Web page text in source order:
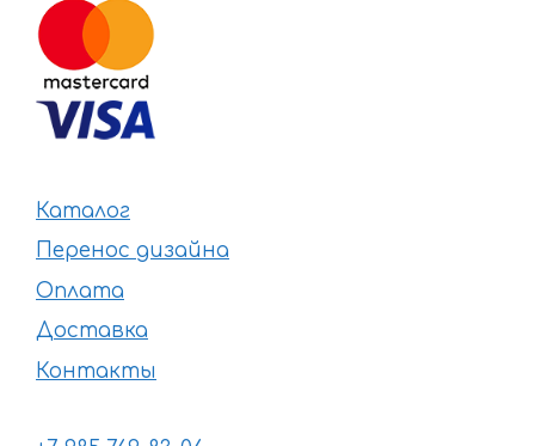
Каталог
Перенос дизайна
Оплата
Доставка
Контакты